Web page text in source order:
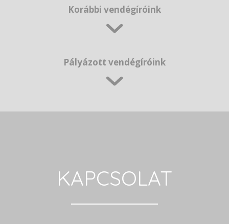
Korábbi vendégíróink
Pályázott vendégíróink
KAPCSOLAT